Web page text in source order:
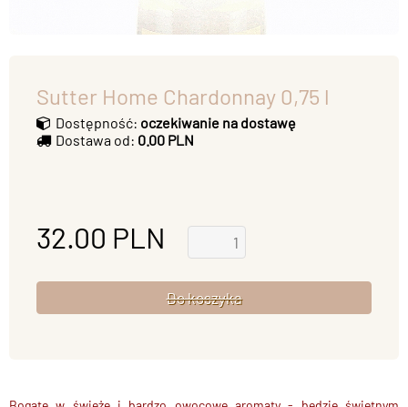
Sutter Home Chardonnay 0,75 l
Dostępność: oczekiwanie na dostawę
Dostawa od: 0.00 PLN
32.00 PLN